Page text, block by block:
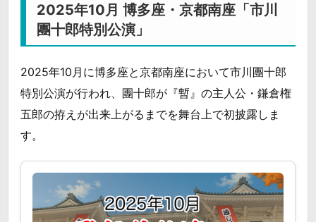
2025年10月 博多座・京都南座「市川
團十郎特別公演」
2025年10月に博多座と京都南座において市川團十郎
特別公演が行われ、團十郎が『暫』の主人公・鎌倉権
五郎の拵えが出来上がるまでを舞台上で初披露しま
す。